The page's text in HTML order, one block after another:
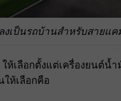
งเป็นรถบ้านสำหรับสายแค
ให้เลือกตั้งแต่เครื่องยนต์
ให้เลือกคือ